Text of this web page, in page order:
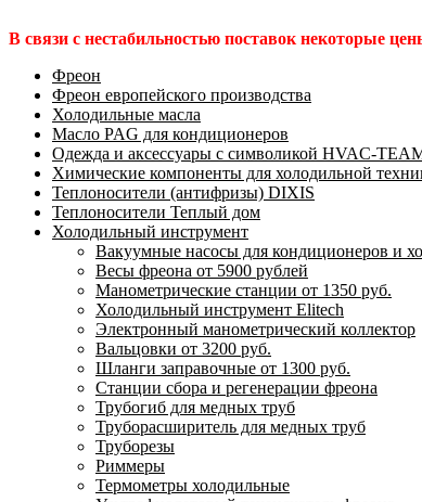
В связи с нестабильностью поставок некоторые
Фреон
Фреон европейского производства
Холодильные масла
Масло PAG для кондиционеров
Одежда и аксессуары с символикой HVAC-
Химические компоненты для холодильной
Теплоносители (антифризы) DIXIS
Теплоносители Теплый дом
Холодильный инструмент
Вакуумные насосы для кондиционеров и
Весы фреона от 5900 рублей
Манометрические станции от 1350 руб.
Холодильный инструмент Elitech
Электронный манометрический коллектор
Вальцовки от 3200 руб.
Шланги заправочные от 1300 руб.
Станции сбора и регенерации фреона
Трубогиб для медных труб
Труборасширитель для медных труб
Труборезы
Риммеры
Термометры холодильные